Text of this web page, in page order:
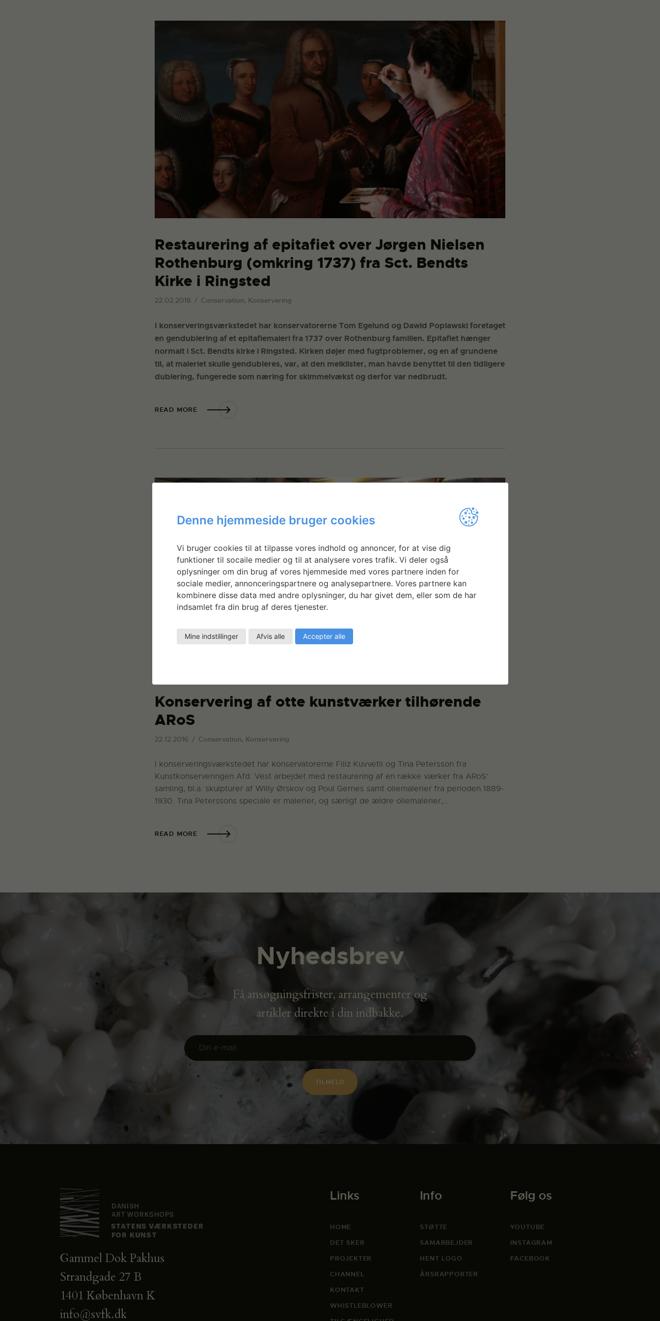
Restaurering af epitafiet over Jørgen Nielsen
Rothenburg (omkring 1737) fra Sct. Bendts
Kirke i Ringsted
22.02.2018 Conservation, Konservering
I konserveringsværkstedet har konservatorerne Tom Egelund og Dawid Poplawski foretaget
en gendublering af et epitafiemaleri fra 1737 over Rothenburg familien. Epitafiet hænger
normalt i Sct. Bendts kirke i Ringsted. Kirken døjer med fugtproblemer, og en af grundene
til, at maleriet skulle gendubleres, var, at den melklister, man havde benyttet til den tidligere
dublering, fungerede som næring for skimmelvækst og derfor var nedbrudt.
READ MORE
Konservering af otte kunstværker tilhørende
ARoS
22.12.2016 Conservation, Konservering
I konserveringsværkstedet har konservatorerne Filiz Kuvvetli og Tina Petersson fra
Kunstkonserveringen Afd. Vest arbejdet med restaurering af en række værker fra ARoS'
samling, bl.a. skulpturer af Willy Ørskov og Poul Gernes samt oliemalerier fra perioden 1889-
1930. Tina Peterssons speciale er malerier, og særligt de ældre oliemalerier,…
READ MORE
Nyhedsbrev
Få ansøgningsfrister, arrangementer og
artikler direkte i din indbakke.
Gammel Dok Pakhus
Strandgade 27 B
1401 København K
info@svfk.dk
Links
HOME
DET SKER
PROJEKTER
CHANNEL
KONTAKT
WHISTLEBLOWER
Info
STØTTE
SAMARBEJDER
HENT LOGO
ÅRSRAPPORTER
Følg os
YOUTUBE
INSTAGRAM
FACEBOOK
Denne hjemmeside bruger cookies
Vi bruger cookies til at tilpasse vores indhold og annoncer, for at vise dig
funktioner til socaile medier og til at analysere vores trafik. Vi deler også
oplysninger om din brug af vores hjemmeside med vores partnere inden for
sociale medier, annonceringspartnere og analysepartnere. Vores partnere kan
kombinere disse data med andre oplysninger, du har givet dem, eller som de har
indsamlet fra din brug af deres tjenester.
Mine indstillinger Afvis alle Accepter alle